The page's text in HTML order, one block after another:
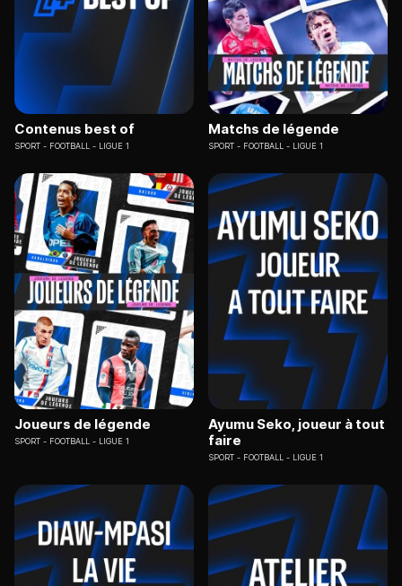
Contenus best of
SPORT FOOTBALL - LIGUE 1
Matchs de légende
SPORT FOOTBALL - LIGUE 1
Joueurs de légende
SPORT FOOTBALL - LIGUE 1
Ayumu Seko, joueur à tout
faire
SPORT FOOTBALL - LIGUE 1